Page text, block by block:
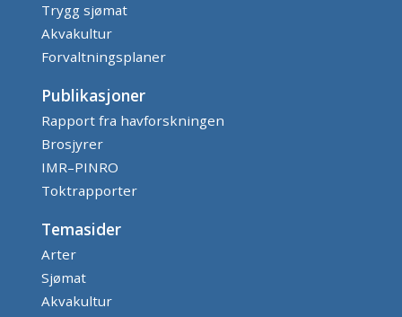
Trygg sjømat
Akvakultur
Forvaltningsplaner
Publikasjoner
Rapport fra havforskningen
Brosjyrer
IMR–PINRO
Toktrapporter
Temasider
Arter
Sjømat
Akvakultur